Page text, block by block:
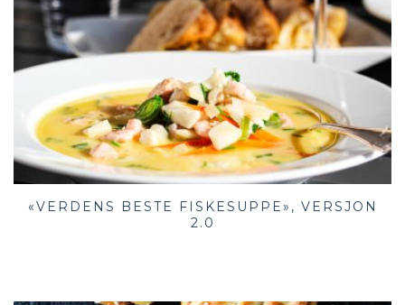
«VERDENS BESTE FISKESUPPE», VERSJON
2.0